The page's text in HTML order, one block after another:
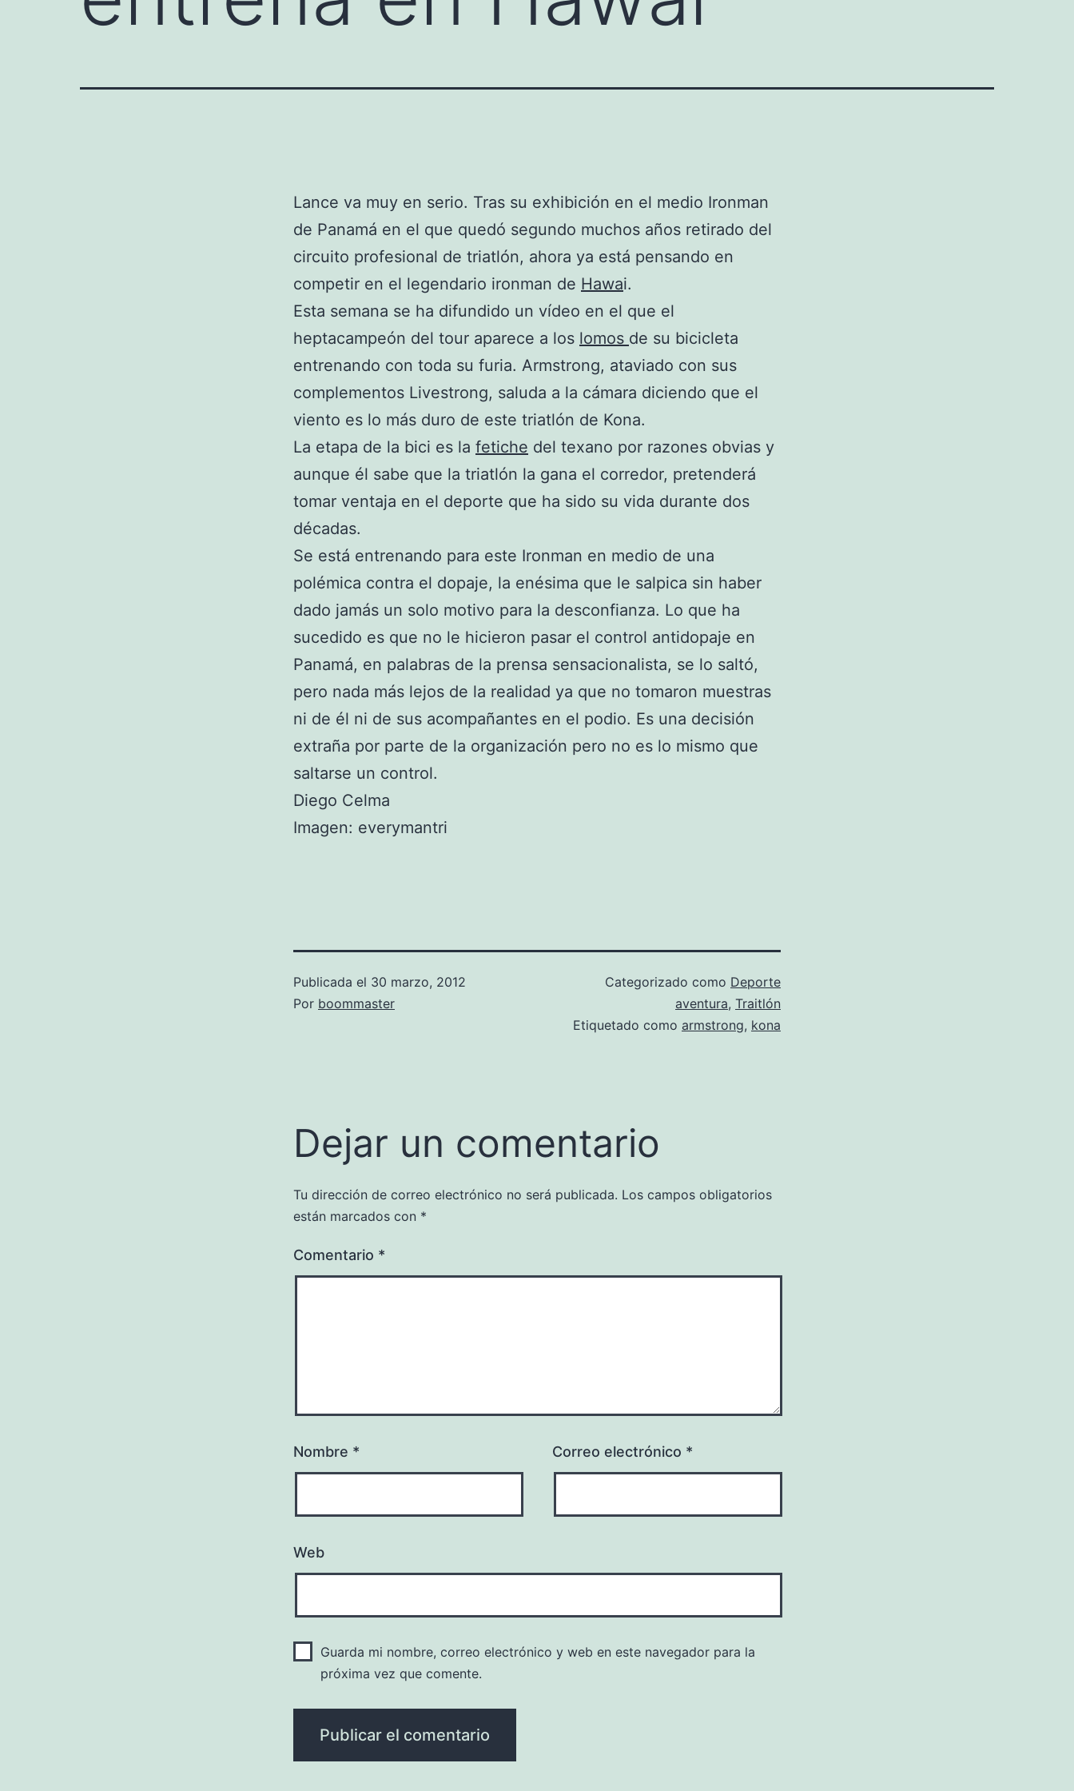
Lance va muy en serio. Tras su exhibición en el medio Ironman
de Panamá en el que quedó segundo muchos años retirado del
circuito profesional de triatlón, ahora ya está pensando en
competir en el legendario ironman de Hawai.
Esta semana se ha difundido un vídeo en el que el
heptacampeón del tour aparece a los lomos de su bicicleta
entrenando con toda su furia. Armstrong, ataviado con sus
complementos Livestrong, saluda a la cámara diciendo que el
viento es lo más duro de este triatlón de Kona.
La etapa de la bici es la fetiche del texano por razones obvias y
aunque él sabe que la triatlón la gana el corredor, pretenderá
tomar ventaja en el deporte que ha sido su vida durante dos
décadas.
Se está entrenando para este Ironman en medio de una
polémica contra el dopaje, la enésima que le salpica sin haber
dado jamás un solo motivo para la desconfianza. Lo que ha
sucedido es que no le hicieron pasar el control antidopaje en
Panamá, en palabras de la prensa sensacionalista, se lo saltó,
pero nada más lejos de la realidad ya que no tomaron muestras
ni de él ni de sus acompañantes en el podio. Es una decisión
extraña por parte de la organización pero no es lo mismo que
saltarse un control.
Diego Celma
Imagen: everymantri
Publicada el 30 marzo, 2012
Por boommaster
Categorizado como Deporte
aventura, Traitlón
Etiquetado como armstrong, kona
Dejar un comentario
Tu dirección de correo electrónico no será publicada. Los campos obligatorios
están marcados con *
Comentario *
Nombre * Correo electrónico *
Web
Guarda mi nombre, correo electrónico y web en este navegador para la
próxima vez que comente.